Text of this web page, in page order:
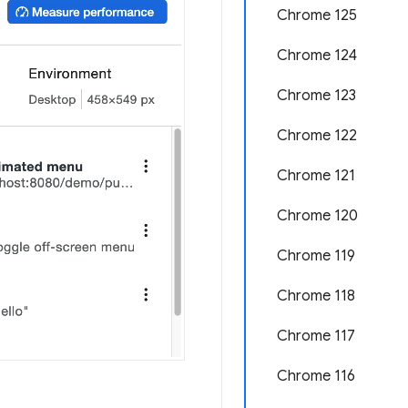
Chrome 125
Chrome 124
Chrome 123
Chrome 122
Chrome 121
Chrome 120
Chrome 119
Chrome 118
Chrome 117
Chrome 116